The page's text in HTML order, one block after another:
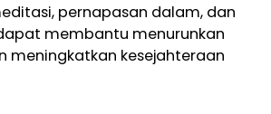
pernapasan dalam, dan
membantu menurunkan
meningkatkan kesejahteraan